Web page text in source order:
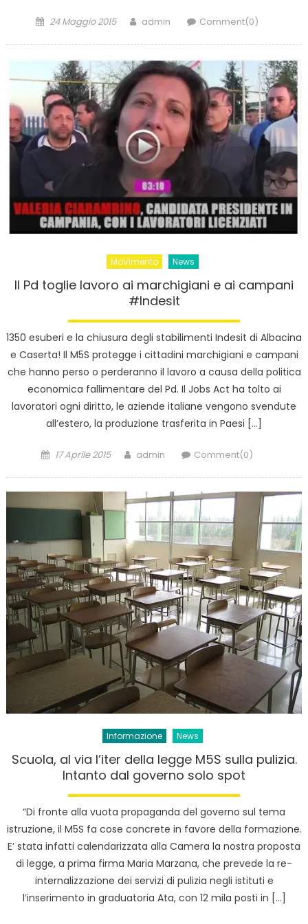
Posted
24 Maggio 2015 Author
admin Comment(0)
MoVimento News
Il Pd toglie lavoro ai marchigiani e ai campani
#Indesit
1350 esuberi e la chiusura degli stabilimenti Indesit di Albacina
e Caserta! Il M5S protegge i cittadini marchigiani e campani
che hanno perso o perderanno il lavoro a causa della politica
economica fallimentare del Pd. Il Jobs Act ha tolto ai
lavoratori ogni diritto, le aziende italiane vengono svendute
all’estero, la produzione trasferita in Paesi […]
Posted
17 Aprile 2015 Author
admin Comment(0)
Informazione News
Scuola, al via l’iter della legge M5S sulla pulizia.
Intanto dal governo solo spot
“Di fronte alla vuota propaganda del governo sul tema
istruzione, il M5S fa cose concrete in favore della formazione.
E’ stata infatti calendarizzata alla Camera la nostra proposta
di legge, a prima firma Maria Marzana, che prevede la re-
internalizzazione dei servizi di pulizia negli istituti e
l’inserimento in graduatoria Ata, con 12 mila posti in […]